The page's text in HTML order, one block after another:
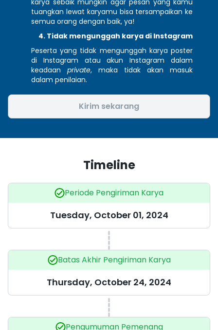
tuangkan lewat karyamu bisa tersampaikan ke
semua orang dengan baik, ya!
Tidak mengunggah karya di Instagram
Peserta yang tidak mengunggah karya poster
di Instagram atau akun Instagram dalam
keadaan private, maka tidak akan masuk
dalam penilaian.
Kirim sekarang
Timeline
Periode Pengiriman Karya
Tuesday, October 01, 2024
Batas Akhir Pengiriman Karya
Thursday, October 24, 2024
Pengumuman Pemenang